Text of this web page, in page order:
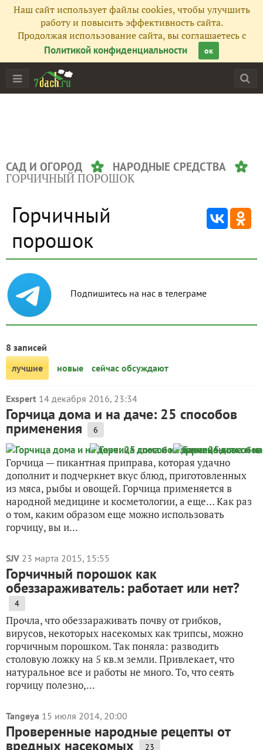
Наш сайт использует файлы cookies, чтобы улучшить
работу и повысить эффективность сайта.
Продолжая использование сайта, вы соглашаетесь с
Политикой конфиденциальности
ок
САД И ОГОРОД НАРОДНЫЕ СРЕДСТВА
ГОРЧИЧНЫЙ ПОРОШОК
Горчичный
порошок
Подпишитесь на нас в телеграме
8 записей
лучшие
новые сейчас обсуждают
Exspert 14 декабря 2016, 23:34
Горчица дома и на даче: 25 способов
применения 6
Горчица — пикантная приправа, которая удачно
дополнит и подчеркнет вкус блюд, приготовленных
из мяса, рыбы и овощей. Горчица применяется в
народной медицине и косметологии, а еще… Как раз
о том, каким образом еще можно использовать
горчицу, вы и...
SJV 23 марта 2015, 15:55
Горчичный порошок как
обеззараживатель: работает или нет?
4
Прочла, что обеззараживать почву от грибков,
вирусов, некоторых насекомых как трипсы, можно
горчичным порошком. Так поняла: разводить
столовую ложку на 5 кв.м земли. Привлекает, что
натуральное все и работы не много. То, что сеять
горчицу полезно,...
Tangeya 15 июля 2014, 20:00
Проверенные народные рецепты от
вредных насекомых 23